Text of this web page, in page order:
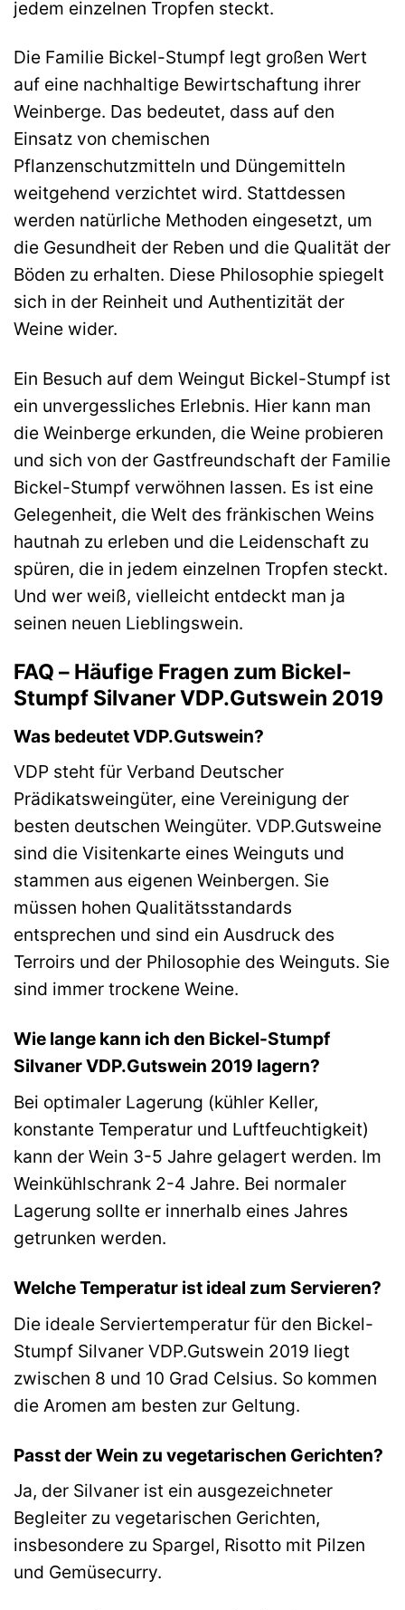
jedem einzelnen Tropfen steckt.
Die Familie Bickel-Stumpf legt großen Wert
auf eine nachhaltige Bewirtschaftung ihrer
Weinberge. Das bedeutet, dass auf den
Einsatz von chemischen
Pflanzenschutzmitteln und Düngemitteln
weitgehend verzichtet wird. Stattdessen
werden natürliche Methoden eingesetzt, um
die Gesundheit der Reben und die Qualität der
Böden zu erhalten. Diese Philosophie spiegelt
sich in der Reinheit und Authentizität der
Weine wider.
Ein Besuch auf dem Weingut Bickel-Stumpf ist
ein unvergessliches Erlebnis. Hier kann man
die Weinberge erkunden, die Weine probieren
und sich von der Gastfreundschaft der Familie
Bickel-Stumpf verwöhnen lassen. Es ist eine
Gelegenheit, die Welt des fränkischen Weins
hautnah zu erleben und die Leidenschaft zu
spüren, die in jedem einzelnen Tropfen steckt.
Und wer weiß, vielleicht entdeckt man ja
seinen neuen Lieblingswein.
FAQ – Häufige Fragen zum Bickel-
Stumpf Silvaner VDP.Gutswein 2019
Was bedeutet VDP.Gutswein?
VDP steht für Verband Deutscher
Prädikatsweingüter, eine Vereinigung der
besten deutschen Weingüter. VDP.Gutsweine
sind die Visitenkarte eines Weinguts und
stammen aus eigenen Weinbergen. Sie
müssen hohen Qualitätsstandards
entsprechen und sind ein Ausdruck des
Terroirs und der Philosophie des Weinguts. Sie
sind immer trockene Weine.
Wie lange kann ich den Bickel-Stumpf
Silvaner VDP.Gutswein 2019 lagern?
Bei optimaler Lagerung (kühler Keller,
konstante Temperatur und Luftfeuchtigkeit)
kann der Wein 3-5 Jahre gelagert werden. Im
Weinkühlschrank 2-4 Jahre. Bei normaler
Lagerung sollte er innerhalb eines Jahres
getrunken werden.
Welche Temperatur ist ideal zum Servieren?
Die ideale Serviertemperatur für den Bickel-
Stumpf Silvaner VDP.Gutswein 2019 liegt
zwischen 8 und 10 Grad Celsius. So kommen
die Aromen am besten zur Geltung.
Passt der Wein zu vegetarischen Gerichten?
Ja, der Silvaner ist ein ausgezeichneter
Begleiter zu vegetarischen Gerichten,
insbesondere zu Spargel, Risotto mit Pilzen
und Gemüsecurry.